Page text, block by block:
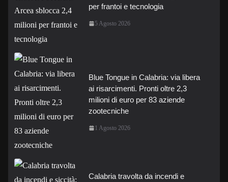
per frantoi e tecnologia
5 Agosto 2026
Blue Tongue in Calabria: via libera
ai risarcimenti. Pronti oltre 2,3
milioni di euro per 83 aziende
zootecniche
1 Agosto 2026
Calabria travolta da incendi e